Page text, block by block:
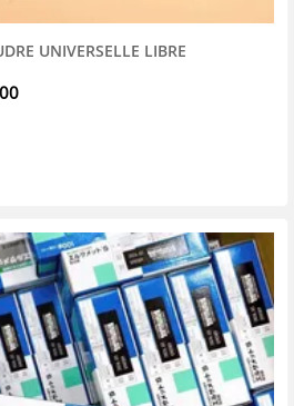
UNIVERSELLE LIBRE